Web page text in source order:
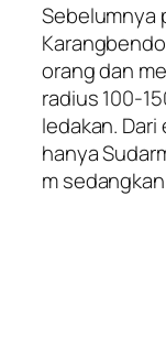
Sebelumnya
orang dan
radius 100-
ledakan.
hanya
m